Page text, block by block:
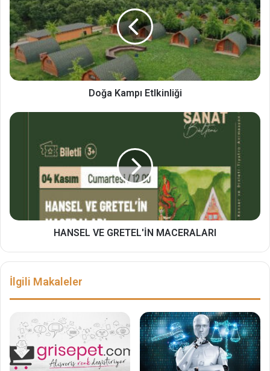
Doğa Kampı Etlkinliği
HANSEL VE GRETEL'İN MACERALARI
İlgili Makaleler